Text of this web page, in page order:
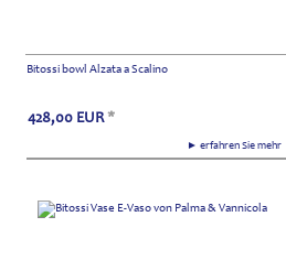
Bitossi bowl Alzata a Scalino
► erfahren Sie
428,00 EUR *